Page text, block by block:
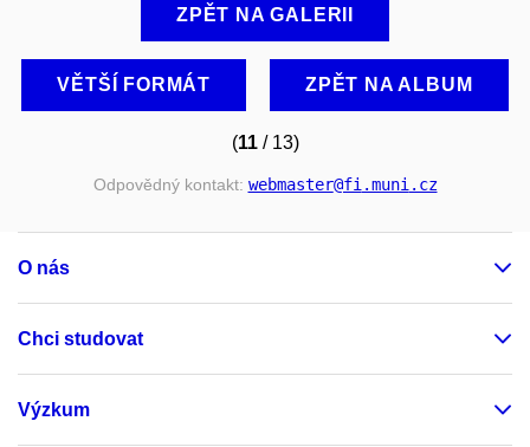
ZPĚT NA GALERII
VĚTŠÍ FORMÁT ZPĚT NA ALBUM
(11/ 13)
Odpovědný kontakt: webmaster@fi.muni.cz
O nás
Chci studovat
Výzkum